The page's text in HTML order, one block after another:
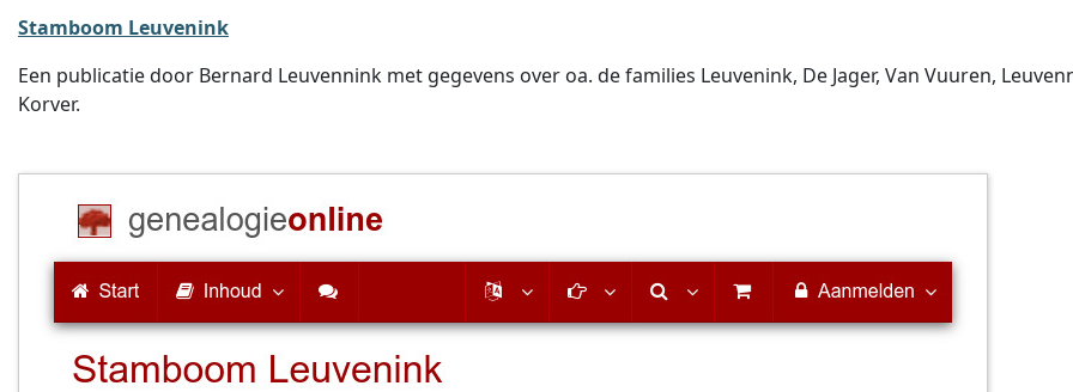
Stamboom Leuvenink
Een publicatie door Bernard Leuvennink met gegevens over oa. de families Leuvenink, De Jager, Van Vuuren,
Korver.